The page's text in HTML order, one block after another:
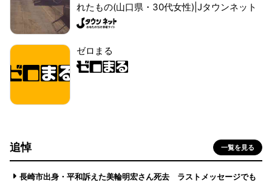
れたもの(山口県・30代女性)|Jタウンネット
ゼロまる
追悼 一覧を見る
長崎市出身・平和訴えた美輪明宏さん死去 ラストメッセージでも